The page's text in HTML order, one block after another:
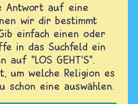
Antwort auf eine
wir dir bestimmt
einfach einen oder
in das Suchfeld ein
auf "LOS GEHT'S".
um welche Religion es
schon eine auswählen.